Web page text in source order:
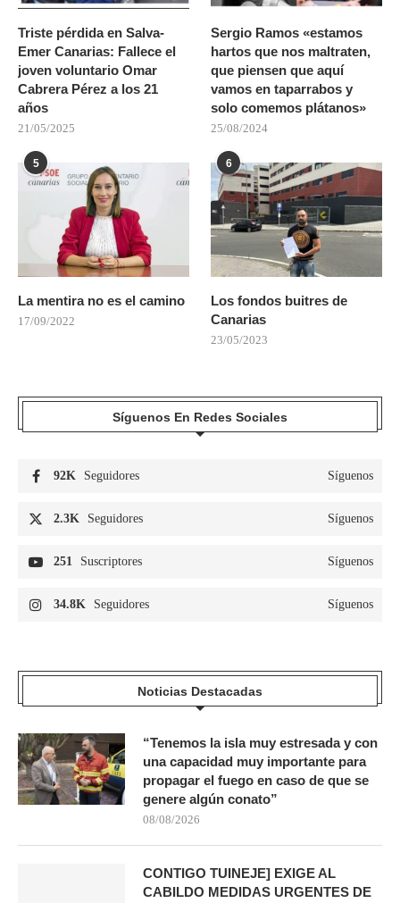
Triste pérdida en Salva-
Emer Canarias: Fallece el
joven voluntario Omar
Cabrera Pérez a los 21
años
21/05/2025
Sergio Ramos «estamos
hartos que nos maltraten,
que piensen que aquí
vamos en taparrabos y
solo comemos plátanos»
25/08/2024
5
La mentira no es el camino
17/09/2022
6
Los fondos buitres de
Canarias
23/05/2023
Síguenos En Redes Sociales
92K Seguidores Síguenos
2.3K Seguidores Síguenos
251 Suscriptores Síguenos
34.8K Seguidores Síguenos
Noticias Destacadas
“Tenemos la isla muy estresada y con
una capacidad muy importante para
propagar el fuego en caso de que se
genere algún conato”
08/08/2026
CONTIGO TUINEJE] EXIGE AL
CABILDO MEDIDAS URGENTES DE